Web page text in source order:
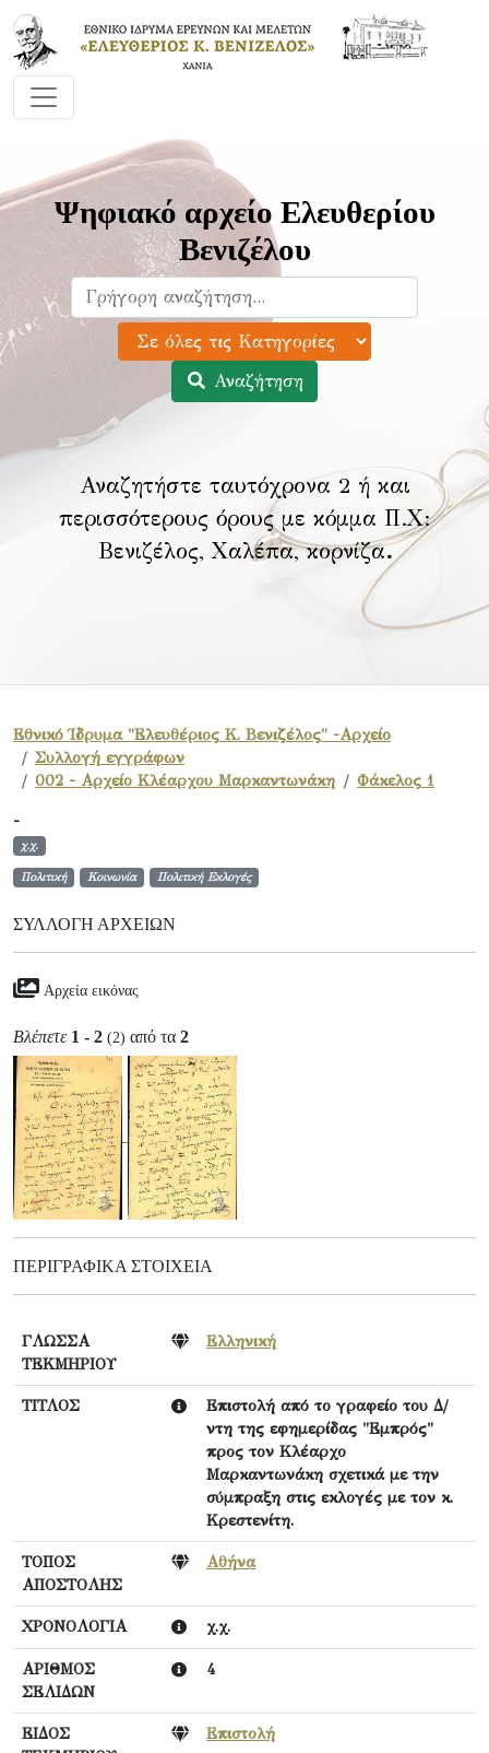
Ψηφιακό αρχείο Ελευθερίου
Βενιζέλου
Αναζήτηση
Αναζητήστε ταυτόχρονα 2 ή και
περισσότερους όρους με κόμμα Π.Χ:
Βενιζέλος, Χαλέπα, κορνίζα.
Εθνικό Ίδρυμα "Ελευθέριος Κ. Βενιζέλος" -Αρχείο
Συλλογή εγγράφων
002 - Αρχείο Κλέαρχου Μαρκαντωνάκη
Φάκελος 1
-
χ.χ.
Πολιτική Κοινωνία Πολιτική Εκλογές
ΣΥΛΛΟΓΉ ΑΡΧΕΊΩΝ
Αρχεία εικόνας
Βλέπετε 1 - 2 (2) από τα 2
ΠΕΡΙΓΡΑΦΙΚΆ ΣΤΟΙΧΕΊΑ
ΓΛΩΣΣΑ
ΤΕΚΜΗΡΙΟΥ
Ελληνική
ΤΙΤΛΟΣ
Επιστολή από το γραφείο του Δ/
ντη της εφημερίδας "Εμπρός"
προς τον Κλέαρχο
Μαρκαντωνάκη σχετικά με την
σύμπραξη στις εκλογές με τον κ.
Κρεστενίτη.
ΤΟΠΟΣ
ΑΠΟΣΤΟΛΗΣ
Αθήνα
ΧΡΟΝΟΛΟΓΙΑ χ.χ.
ΑΡΙΘΜΟΣ
ΣΕΛΙΔΩΝ
4
ΕΙΔΟΣ
Επιστολή